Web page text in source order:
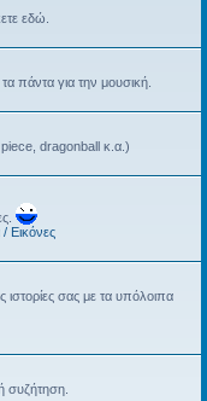
εδώ.
πάντα για την μουσική.
dragonball κ.α.)
Εικόνες
ιστορίες σας με τα υπόλοιπα
συζήτηση.